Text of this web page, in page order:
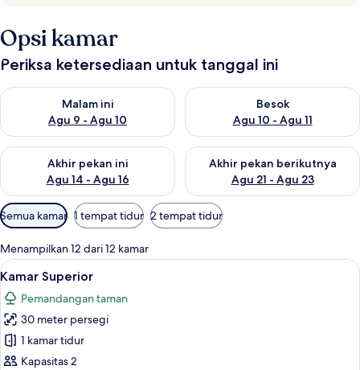
Opsi kamar
Periksa ketersediaan untuk tanggal ini
Malam ini
Agu 9 - Agu 10
Periksa ketersediaan untuk malam ini Agu 9 - Agu 10
Besok
Agu 10 - Agu 11
Periksa ketersediaan untuk
Akhir pekan ini
Agu 14 - Agu 16
Periksa ketersediaan untuk akhir pekan ini Agu 14 - Agu 16
Akhir pekan berikutnya
Agu 21 - Agu 23
Periksa ketersediaan untuk
Filter
tersedia
untuk
kamar
Semua kamar 1 tempat tidur 2 tempat tidur
Menampilkan 12 dari 12 kamar
Lihat
semua
foto
untuk
Kamar
Superior
Kamar Superior | 1 kamar tidur,
8
Kamar Superior
Pemandangan taman
30 meter persegi
1 kamar tidur
Kapasitas 2